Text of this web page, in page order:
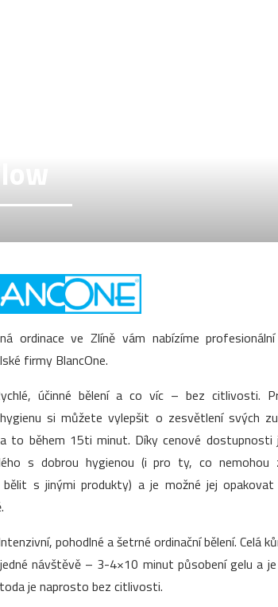
ordinace ve Zlíně vám nabízíme
firmy BlancOne.
účinné bělení a co víc – bez citlivosti.
si můžete vylepšit o zesvětlení svých
to během 15ti minut. Díky cenové dostupnosti
s dobrou hygienou (i pro ty, co nemohou
s jinými produkty) a je možné jej opakovat
pohodlné a šetrné ordinační bělení. Celá
návštěvě – 3-4×10 minut působení gelu a
je naprosto bez citlivosti.